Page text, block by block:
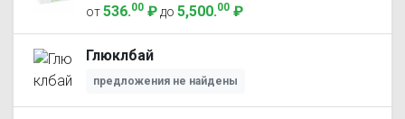
от536.00 ₽ до 5,500.00 ₽
Глюклбай
предложения не найдены